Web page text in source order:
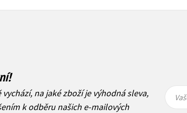
na jaké zboží je výhodná sleva,
k odběru našich e-mailových